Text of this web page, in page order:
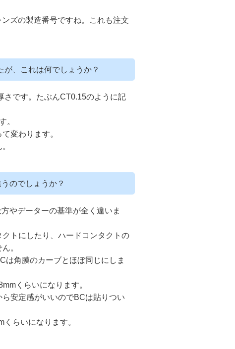
ズの製造番号ですね。これも注文
、これは何でしょうか？
さです。たぶんCT0.15のように記
。
変わります。
のでしょうか？
やデーターの基準が全く違いま
トにしたり、ハードコンタクトの
。
は角膜のカーブとほぼ同じにしま
くらいになります。
安定感がいいのでBCは貼りつい
らいになります。